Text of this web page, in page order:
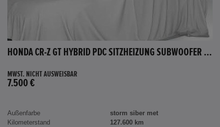
HONDA CR-Z GT HYBRID PDC SITZHEIZUNG SUBWOOFER BLUETOOTH
MWST. NICHT AUSWEISBAR
7.500 €
Außenfarbe
storm siber met
Kilometerstand
127.600 km